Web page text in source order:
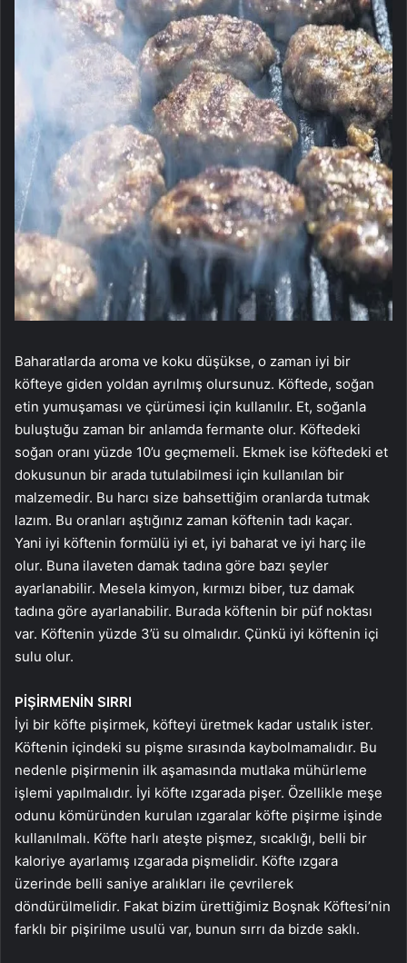
Baharatlarda aroma ve koku düşükse, o zaman iyi bir
köfteye giden yoldan ayrılmış olursunuz. Köftede, soğan
etin yumuşaması ve çürümesi için kullanılır. Et, soğanla
buluştuğu zaman bir anlamda fermante olur. Köftedeki
soğan oranı yüzde 10’u geçmemeli. Ekmek ise köftedeki et
dokusunun bir arada tutulabilmesi için kullanılan bir
malzemedir. Bu harcı size bahsettiğim oranlarda tutmak
lazım. Bu oranları aştığınız zaman köftenin tadı kaçar.
Yani iyi köftenin formülü iyi et, iyi baharat ve iyi harç ile
olur. Buna ilaveten damak tadına göre bazı şeyler
ayarlanabilir. Mesela kimyon, kırmızı biber, tuz damak
tadına göre ayarlanabilir. Burada köftenin bir püf noktası
var. Köftenin yüzde 3’ü su olmalıdır. Çünkü iyi köftenin içi
sulu olur.
PİŞİRMENİN SIRRI
İyi bir köfte pişirmek, köfteyi üretmek kadar ustalık ister.
Köftenin içindeki su pişme sırasında kaybolmamalıdır. Bu
nedenle pişirmenin ilk aşamasında mutlaka mühürleme
işlemi yapılmalıdır. İyi köfte ızgarada pişer. Özellikle meşe
odunu kömüründen kurulan ızgaralar köfte pişirme işinde
kullanılmalı. Köfte harlı ateşte pişmez, sıcaklığı, belli bir
kaloriye ayarlamış ızgarada pişmelidir. Köfte ızgara
üzerinde belli saniye aralıkları ile çevrilerek
döndürülmelidir. Fakat bizim ürettiğimiz Boşnak Köftesi’nin
farklı bir pişirilme usulü var, bunun sırrı da bizde saklı.